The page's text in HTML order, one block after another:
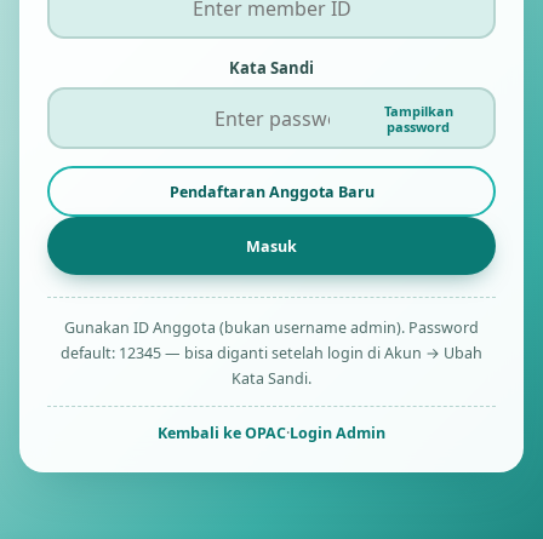
Kata Sandi
Tampilkan
password
Pendaftaran Anggota Baru
Gunakan ID Anggota (bukan username admin). Password
default: 12345 — bisa diganti setelah login di Akun → Ubah
Kata Sandi.
Kembali ke OPAC·Login Admin